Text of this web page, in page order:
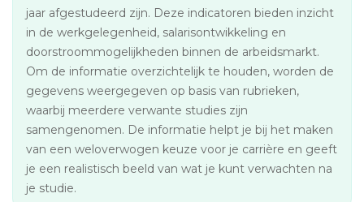
jaar afgestudeerd zijn. Deze indicatoren bieden inzicht
in de werkgelegenheid, salarisontwikkeling en
doorstroommogelijkheden binnen de arbeidsmarkt.
Om de informatie overzichtelijk te houden, worden de
gegevens weergegeven op basis van rubrieken,
waarbij meerdere verwante studies zijn
samengenomen. De informatie helpt je bij het maken
van een weloverwogen keuze voor je carrière en geeft
je een realistisch beeld van wat je kunt verwachten na
je studie.